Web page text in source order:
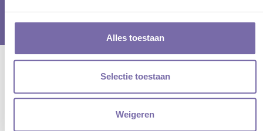
Alles toestaan
Selectie toestaan
Weigeren